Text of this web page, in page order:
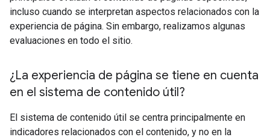
incluso cuando se interpretan aspectos relacionados con la
experiencia de página. Sin embargo, realizamos algunas
evaluaciones en todo el sitio.
¿La experiencia de página se tiene en cuenta
en el sistema de contenido útil?
El sistema de contenido útil se centra principalmente en
indicadores relacionados con el contenido, y no en la